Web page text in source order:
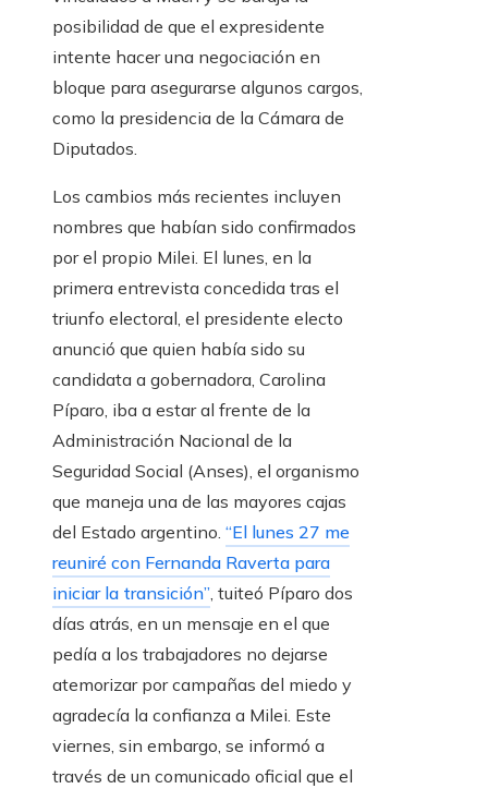
posibilidad de que el expresidente
intente hacer una negociación en
bloque para asegurarse algunos cargos,
como la presidencia de la Cámara de
Diputados.
Los cambios más recientes incluyen
nombres que habían sido confirmados
por el propio Milei. El lunes, en la
primera entrevista concedida tras el
triunfo electoral, el presidente electo
anunció que quien había sido su
candidata a gobernadora, Carolina
Píparo, iba a estar al frente de la
Administración Nacional de la
Seguridad Social (Anses), el organismo
que maneja una de las mayores cajas
del Estado argentino. “El lunes 27 me
reuniré con Fernanda Raverta para
iniciar la transición”, tuiteó Píparo dos
días atrás, en un mensaje en el que
pedía a los trabajadores no dejarse
atemorizar por campañas del miedo y
agradecía la confianza a Milei. Este
viernes, sin embargo, se informó a
través de un comunicado oficial que el